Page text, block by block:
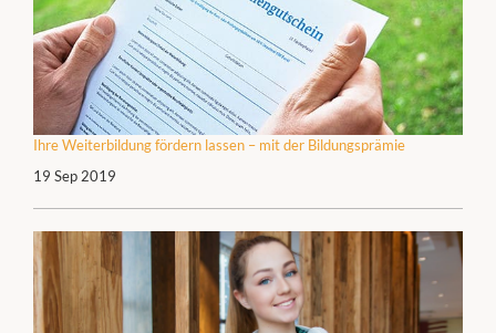
Ihre Weiterbildung fördern lassen – mit der Bildungsprämie
19 Sep 2019